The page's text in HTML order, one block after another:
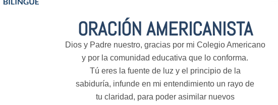
ORACIÓN AMERICANISTA
Dios y Padre nuestro, gracias por mi Colegio Americano
y por la comunidad educativa que lo conforma.
Tú eres la fuente de luz y el principio de la
sabiduría, infunde en mi entendimiento un rayo de
tu claridad, para poder asimilar nuevos